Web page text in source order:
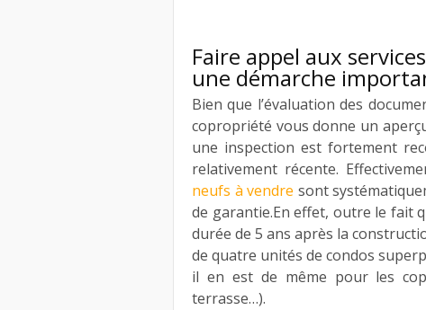
Faire appel aux
une démarche
Bien que l’évaluation des
copropriété vous donne un
une inspection est fortement
relativement récente.
neufs à vendre sont
de garantie.En effet, outre le fait
durée de 5 ans après la
de quatre unités de condos
il en est de même pour les
terrasse…).